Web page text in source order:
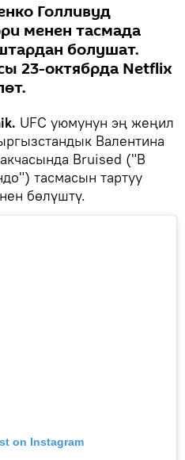
Голливуд
менен тасмада
болушат.
23-октябрда Netflix
UFC уюмунун эң жеңил
Валентина
Bruised ("В
тасмасын тартуу
бөлүштү.
on Instagram